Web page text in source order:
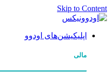
Skip to Content
اپلیکیشن‌های اودوو
مالی